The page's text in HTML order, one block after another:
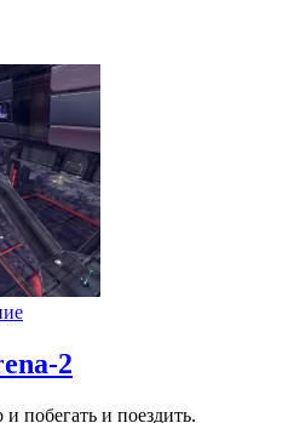
2
побегать и поездить.